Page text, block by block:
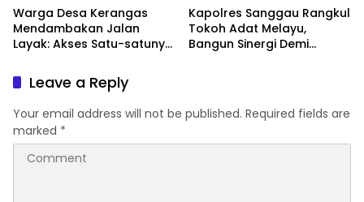
Warga Desa Kerangas
Mendambakan Jalan
Layak: Akses Satu-satunya
Berlumput, Menghambat
Ekonomi dan Pelayanan
Kesehatan
Kapolres Sanggau Rangkul
Tokoh Adat Melayu,
Bangun Sinergi Demi
Leave a Reply
Your email address will not be published. Required fields are
marked *